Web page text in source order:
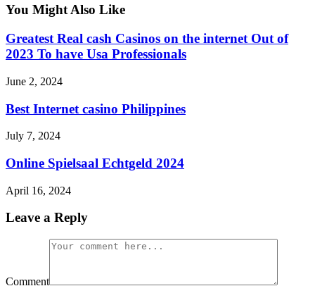
You Might Also Like
Greatest Real cash Casinos on the internet Out of
2023 To have Usa Professionals
June 2, 2024
Best Internet casino Philippines
July 7, 2024
Online Spielsaal Echtgeld 2024
April 16, 2024
Leave a Reply
Comment